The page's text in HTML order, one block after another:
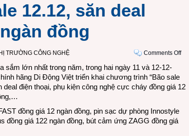
12.12, săn deal
đồng
TRƯỜNG CÔNG NGHỆ Comments Offon
sale
sắm lớn nhất trong năm, trong hai ngày 11 và 12-12-
hãng Di Động Việt triển khai chương trình “Bão sale
deal điện thoại, phụ kiện công nghệ cực cháy đồng giá 12
đồng giá 12 ngàn đồng, pin sạc dự phòng Innostyle
đồng giá 122 ngàn đồng, bút cảm ứng ZAGG đồng giá